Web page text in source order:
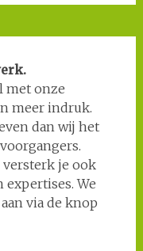
met onze
meer indruk.
dan wij het
versterk je ook
expertises. We
via de knop